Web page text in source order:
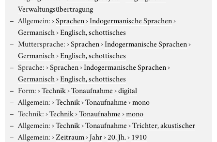
Verwaltungsübertragung
Allgemein:›Sprachen›Indogermanische Sprachen›
Germanisch›Englisch, schottisches
Muttersprache:›Sprachen›Indogermanische Sprachen›
Germanisch›Englisch, schottisches
Sprache:›Sprachen›Indogermanische Sprachen›
Germanisch›Englisch, schottisches
Form:›Technik›Tonaufnahme›digital
Allgemein:›Technik›Tonaufnahme›mono
Technik:›Technik›Tonaufnahme›mono
Allgemein:›Technik›Tonaufnahme›Trichter, akustischer
Allgemein:›Zeitraum›Jahr›20. Jh.› 1910